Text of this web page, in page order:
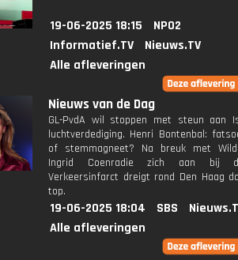
19-06-2025 18:15
NPO2
Informatief.TV
Nieuws.TV
Alle afleveringen
Nieuws van de Dag
GL-PvdA wil stoppen met steun aan
luchtverdediging. Henri Bontenbal:
of stemmagneet? Na breuk met
Ingrid Coenradie zich aan bij
Verkeersinfarct dreigt rond Den Haag
top.
19-06-2025 18:04 SBS
Alle afleveringen